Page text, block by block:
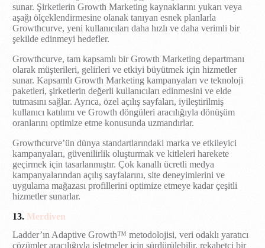
sunar. Şirketlerin Growth Marketing kaynaklarını yukarı veya
aşağı ölçeklendirmesine olanak tanıyan esnek planlarla
Growthcurve, yeni kullanıcıları daha hızlı ve daha verimli bir
şekilde edinmeyi hedefler.
Growthcurve, tam kapsamlı bir Growth Marketing departmanı
olarak müşterileri, gelirleri ve etkiyi büyütmek için hizmetler
sunar. Kapsamlı Growth Marketing kampanyaları ve teknoloji
paketleri, şirketlerin değerli kullanıcıları edinmesini ve elde
tutmasını sağlar. Ayrıca, özel açılış sayfaları, iyileştirilmiş
kullanıcı katılımı ve Growth döngüleri aracılığıyla dönüşüm
oranlarını optimize etme konusunda uzmandırlar.
Growthcurve’ün dünya standartlarındaki marka ve etkileyici
kampanyaları, güvenilirlik oluşturmak ve kitleleri harekete
geçirmek için tasarlanmıştır. Çok kanallı ücretli medya
kampanyalarından açılış sayfalarını, site deneyimlerini ve
uygulama mağazası profillerini optimize etmeye kadar çeşitli
hizmetler sunarlar.
13. Merdiven
Ladder’ın Adaptive Growth™ metodolojisi, veri odaklı yaratıcı
çözümler aracılığıyla işletmeler için sürdürülebilir, rekabetçi bir